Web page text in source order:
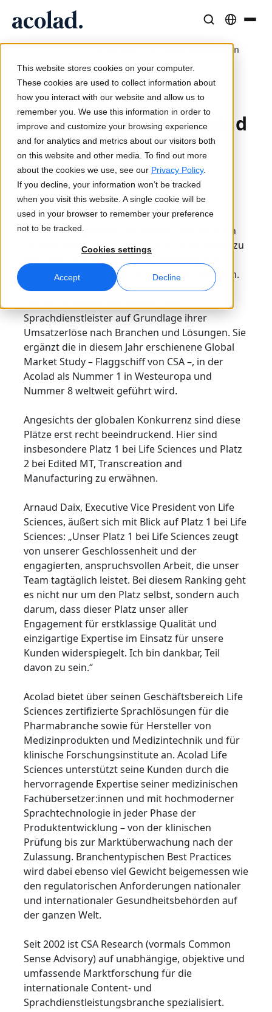
This website stores cookies on your computer.
These cookies are used to collect information about
how you interact with our website and allow us to
remember you. We use this information in order to
improve and customize your browsing experience
and for analytics and metrics about our visitors both
on this website and other media. To find out more
about the cookies we use, see our Privacy Policy.
If you decline, your information won’t be tracked
when you visit this website. A single cookie will be
used in your browser to remember your preference
not to be tracked.
Cookies settings
Accept Decline
Übersetzung
KI-Geschwindigkeit, menschliche Präzision
Dolmetschen
Nahtlose Kommunikation überall
Medien und Unterhaltung
Bringen Sie Geschichten auf jeden Bildschirm
Beratung und Outsourcing
Weltweit erreichen und konvertieren
Transkription
Audio in verwertbare Ergebnisse umwandeln
Verbessern Sie KI mit vertrauenswürdigen Daten
Alle Lösungen
Life Sciences
Fertigungsindustrie
Finanzwesen
Recht
Öffentliche Institutionen
Verteidigung & Sicherheit
Alle Branchen
Lia Translate
Sofortige, markenkonsistente Übersetzungen
Lia Live
Dolmetschen neu definiert
Übersetzungs-APIs und Konnektoren
Nahtlose Integration in Ihre Workflows
KI-Dolmetschen
AI-gestützte Qualitätsprüfungen
KI-basiertes Voiceover
Effizientes AI-Dubbing in großem Umfang
Verbessern Sie Ihre AI mit hochwertigen Daten
Lernen Sie Lia kennen
Schnelle, intelligente und skalierbare AI-Übersetzung
Erfolgsgeschichten
Reale Ergebnisse bei unseren Kunden
Artikel
Experteneinschätzungen zu globalen Inhalten
E-Books
Detaillierte Leitfäden und Strategien
Webinare auf Abruf
meistern
Tipps, wie Sie Effizienz, Skalierung und Qualität steigern
Über Acolad
Nachhaltigkeit
Partner
Neuigkeiten
Veranstaltungen
Standorte
Karriere
Gestalten Sie Ihre Zukunft mit uns
Freelance-Möglichkeiten
Werden Sie Teil unseres globalen Netzwerks
CSA: Acolad #1 in Biowissenschaften
23. November 2023
CSA 2023 – Ranking
nach Fachgebiet: Acolad
– Nummer 1 bei Life
Sciences
Laut der kürzlich veröffentlichten
Marktforschungsstudie von CSA mit dem
Ranking der größten Sprachdienstleister nach
Fachgebieten gehört Acolad in 14 Kategorien zu
Kategorien zu den fünf größten Dienstleistern.
Sprachdienstleister auf Grundlage ihrer
Umsatzerlöse nach Branchen und Lösungen. Sie
ergänzt die in diesem Jahr erschienene Global
Market Study – Flaggschiff von CSA –, in der
Acolad als Nummer 1 in Westeuropa und
Nummer 8 weltweit geführt wird.
Angesichts der globalen Konkurrenz sind diese
Plätze erst recht beeindruckend. Hier sind
insbesondere Platz 1 bei Life Sciences und Platz
2 bei Edited MT, Transcreation and
Manufacturing zu erwähnen.
Arnaud Daix, Executive Vice President von Life
Sciences, äußert sich mit Blick auf Platz 1 bei Life
Sciences: „Unser Platz 1 bei Life Sciences zeugt
von unserer Geschlossenheit und der
engagierten, anspruchsvollen Arbeit, die unser
Team tagtäglich leistet. Bei diesem Ranking geht
es nicht nur um den Platz selbst, sondern auch
darum, dass dieser Platz unser aller
Engagement für erstklassige Qualität und
einzigartige Expertise im Einsatz für unsere
Kunden widerspiegelt. Ich bin dankbar, Teil
davon zu sein.“
Acolad bietet über seinen Geschäftsbereich Life
Sciences zertifizierte Sprachlösungen für die
Pharmabranche sowie für Hersteller von
Medizinprodukten und Medizintechnik und für
klinische Forschungsinstitute an. Acolad Life
Sciences unterstützt seine Kunden durch die
hervorragende Expertise seiner medizinischen
Fachübersetzer:innen und mit hochmoderner
Sprachtechnologie in jeder Phase der
Produktentwicklung – von der klinischen
Prüfung bis zur Marktüberwachung nach der
Zulassung. Branchentypischen Best Practices
wird dabei ebenso viel Gewicht beigemessen wie
den regulatorischen Anforderungen nationaler
und internationaler Gesundheitsbehörden auf
der ganzen Welt.
Seit 2002 ist CSA Research (vormals Common
Sense Advisory) auf unabhängige, objektive und
umfassende Marktforschung für die
internationale Content- und
Sprachdienstleistungsbranche spezialisiert.